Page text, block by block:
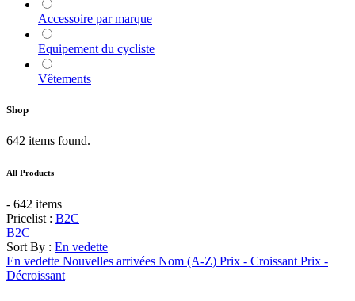
Accessoire par marque
Equipement du cycliste
Vêtements
Shop
642 items found.
All Products
- 642 items
Pricelist : B2C
B2C
Sort By : En vedette
En vedette Nouvelles arrivées Nom (A-Z) Prix - Croissant Prix -
Décroissant